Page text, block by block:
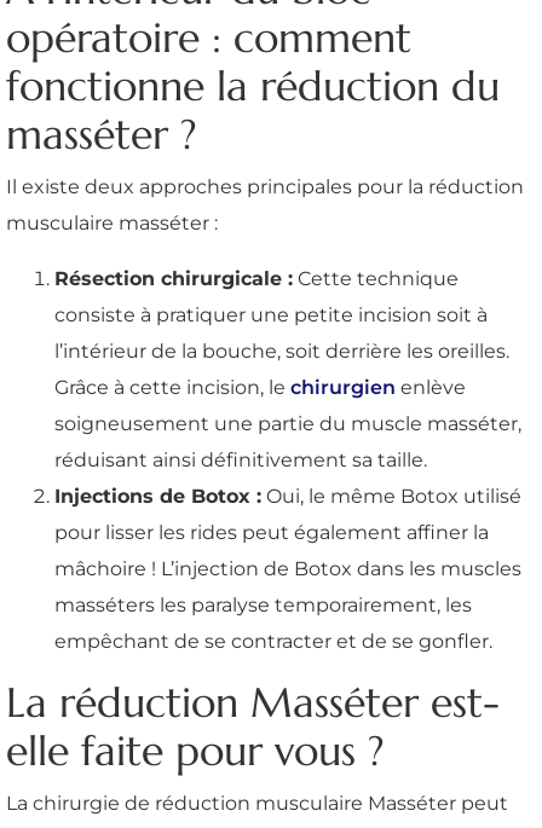
opératoire : comment
fonctionne la réduction du
masséter ?
Il existe deux approches principales pour la réduction
musculaire masséter :
Résection chirurgicale : Cette technique
consiste à pratiquer une petite incision soit à
l’intérieur de la bouche, soit derrière les oreilles.
Grâce à cette incision, le chirurgien enlève
soigneusement une partie du muscle masséter,
réduisant ainsi définitivement sa taille.
Injections de Botox : Oui, le même Botox utilisé
pour lisser les rides peut également affiner la
mâchoire ! L’injection de Botox dans les muscles
masséters les paralyse temporairement, les
empêchant de se contracter et de se gonfler.
La réduction Masséter est-
elle faite pour vous ?
La chirurgie de réduction musculaire Masséter peut